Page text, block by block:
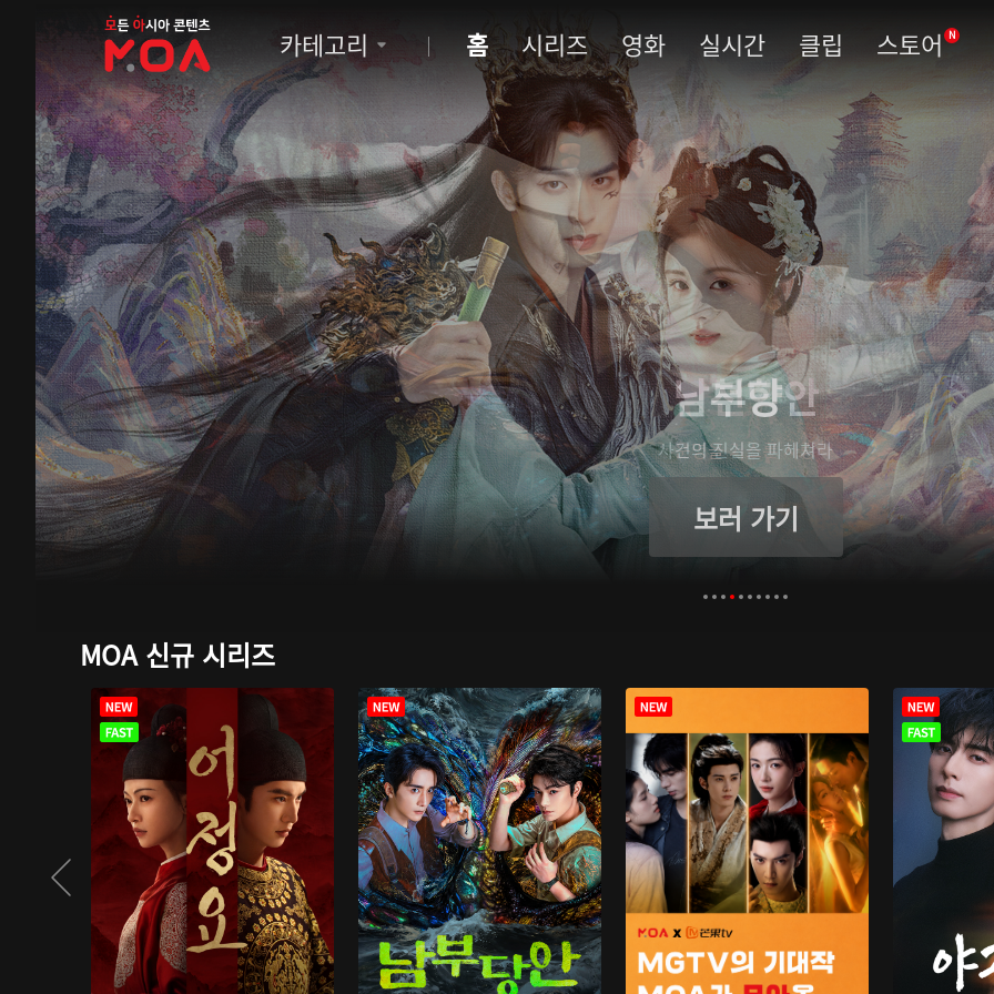
MOA
카테고리 홈 시리즈 영화 실시간 클립 스토어 N
남부당안
사건의 진실을 파헤쳐라
보러 가기
MOA 신규 시리즈